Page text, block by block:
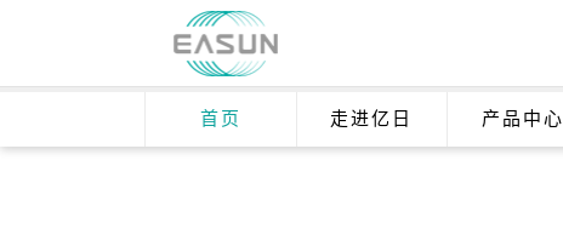
首页 走进亿日 产品中心